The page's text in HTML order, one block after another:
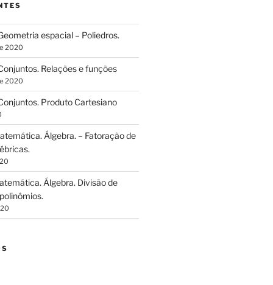
espacial – Poliedros.
2020
Relações e funções
2020
Produto Cartesiano
Álgebra. – Fatoração de
Álgebra. Divisão de